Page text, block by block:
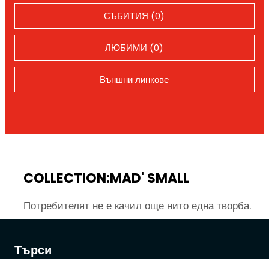
Търси
СЪБИТИЯ (0)
ЛЮБИМИ (0)
Външни линкове
COLLECTION:MAD' SMALL
Потребителят не е качил още нито една творба.